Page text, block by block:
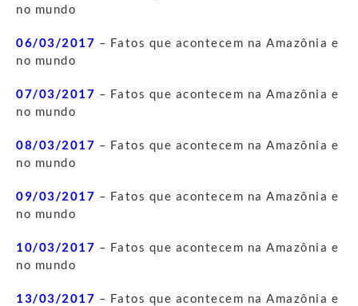
no mundo
06/03/2017 – Fatos que acontecem na Amazônia e
no mundo
07/03/2017 – Fatos que acontecem na Amazônia e
no mundo
08/03/2017 – Fatos que acontecem na Amazônia e
no mundo
09/03/2017 – Fatos que acontecem na Amazônia e
no mundo
10/03/2017 – Fatos que acontecem na Amazônia e
no mundo
13/03/2017 – Fatos que acontecem na Amazônia e